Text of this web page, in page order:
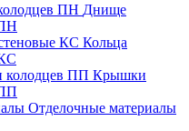
Днище
Кольца
Крышки
Отделочные материалы